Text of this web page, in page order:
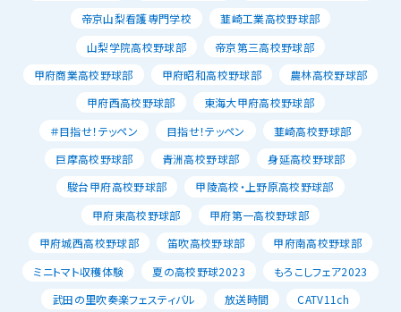
帝京山梨看護専門学校
韮崎工業高校野球部
山梨学院高校野球部
帝京第三高校野球部
甲府商業高校野球部
甲府昭和高校野球部
農林高校野球部
甲府西高校野球部
東海大甲府高校野球部
＃目指せ！テッペン
目指せ！テッペン
韮崎高校野球部
巨摩高校野球部
青洲高校野球部
身延高校野球部
駿台甲府高校野球部
甲陵高校・上野原高校野球部
甲府東高校野球部
甲府第一高校野球部
甲府城西高校野球部
笛吹高校野球部
甲府南高校野球部
ミニトマト収穫体験
夏の高校野球2023
もろこしフェア2023
武田の里吹奏楽フェスティバル
放送時間
CATV11ch